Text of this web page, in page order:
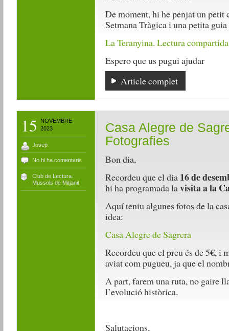
De moment, hi he penjat un
Setmana Tràgica i una petita
La Teranyina. Lectura
Espero que us pugui ajudar
Article complet
15
NOVEMBRE
2023
Josep
No hi ha comentaris
Club de Lectura.
Mussols de Mitjanit
Casa Alegre de
Fotografies
Bon dia,
Recordeu que el dia 16 de
hi ha programada lavisita a la
Aquí teniu algunes fotos de la
idea:
Casa Alegre de Sagrera
Recordeu que el preu és de 5€, i
aviat com pugueu, ja que el
A part, farem una ruta, no gaire
l’evolució històrica.
Salutacions,